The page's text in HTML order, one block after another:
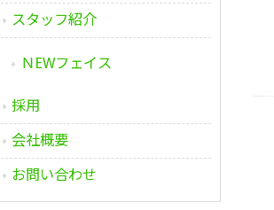
スタッフ紹介
ＮEWフェイス
採用
会社概要
お問い合わせ